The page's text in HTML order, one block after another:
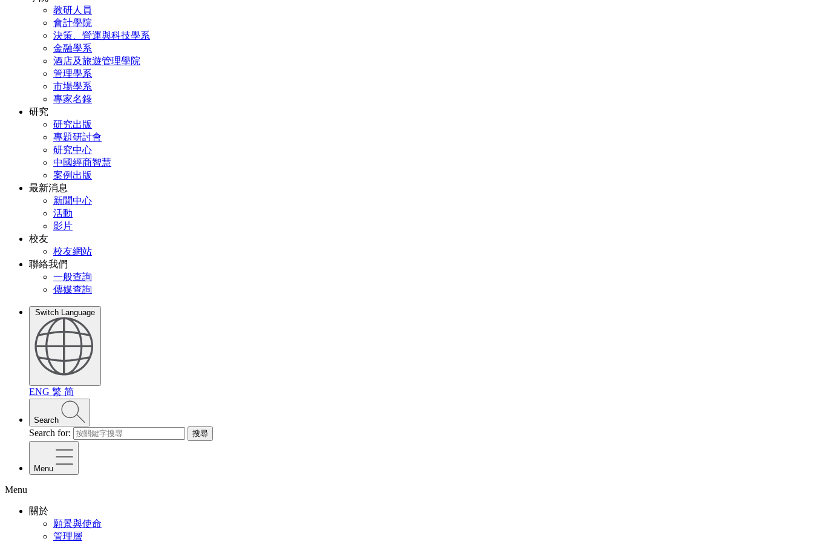
教研人員
會計學院
決策、營運與科技學系
金融學系
酒店及旅遊管理學院
管理學系
市場學系
專家名錄
研究
研究出版
專題研討會
研究中心
中國經商智慧
案例出版
最新消息
新聞中心
活動
影片
校友
校友網站
聯絡我們
一般查詢
傳媒查詢
Switch Language
ENG 繁 简
Search
Search for: 搜尋
Menu
Menu
關於
願景與使命
管理層